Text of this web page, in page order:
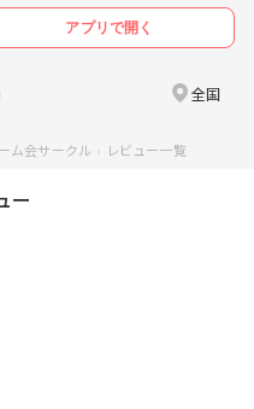
アプリで開く
全国
ム会サークル レビュー一覧
ー